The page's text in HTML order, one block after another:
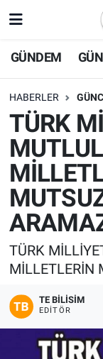
GÜNDEM
HABERLER
TÜRK
TÜRK
MİLLETLERİN
TE BILISIM
EDITÖR
Nöbetçi
Hava
Trafik
Süper Lig
Tüm
Son Dakika
Haber